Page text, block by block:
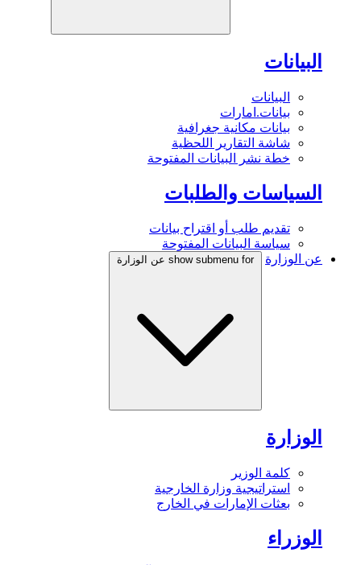
البيانات
البيانات
بيانات.امارات
بيانات مكانية جغرافية
شاشة التقارير اللحظية
خطة نشر البيانات المفتوحة
السياسات والطلبات
تقديم طلب أو اقتراح بيانات
سياسة البيانات المفتوحة
عن الوزارة
show submenu for عن الوزارة
الوزارة
كلمة الوزير
استراتيجية وزارة الخارجية
بعثات الإمارات في الخارج
الوزراء